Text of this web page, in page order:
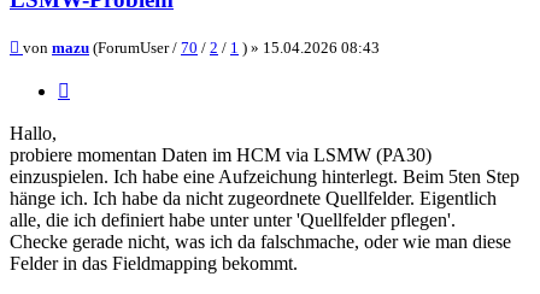
Beitrag
von mazu (ForumUser / 70 / 2 / 1 ) » 15.04.2026 08:43
Hallo,
probiere momentan Daten im HCM via LSMW (PA30)
einzuspielen. Ich habe eine Aufzeichung hinterlegt. Beim 5ten Step
hänge ich. Ich habe da nicht zugeordnete Quellfelder. Eigentlich
alle, die ich definiert habe unter unter 'Quellfelder pflegen'.
Checke gerade nicht, was ich da falschmache, oder wie man diese
Felder in das Fieldmapping bekommt.